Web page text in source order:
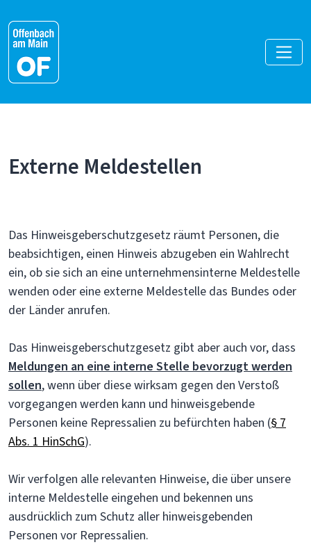
Externe Meldestellen
Das Hinweisgeberschutzgesetz räumt Personen, die
beabsichtigen, einen Hinweis abzugeben ein Wahlrecht
ein, ob sie sich an eine unternehmensinterne Meldestelle
wenden oder eine externe Meldestelle das Bundes oder
der Länder anrufen.
Das Hinweisgeberschutzgesetz gibt aber auch vor, dass
Meldungen an eine interne Stelle bevorzugt werden
sollen, wenn über diese wirksam gegen den Verstoß
vorgegangen werden kann und hinweisgebende
Personen keine Repressalien zu befürchten haben (§ 7
Abs. 1 HinSchG).
Wir verfolgen alle relevanten Hinweise, die über unsere
interne Meldestelle eingehen und bekennen uns
ausdrücklich zum Schutz aller hinweisgebenden
Personen vor Repressalien.